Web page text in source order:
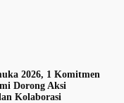
2026, 1 Komitmen
Dorong Aksi
Kolaborasi